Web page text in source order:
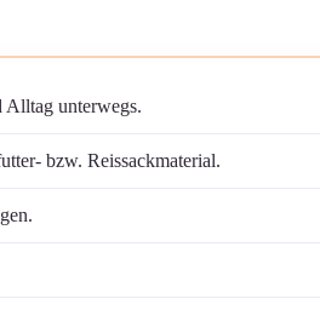
unterwegs.
bzw. Reissackmaterial.